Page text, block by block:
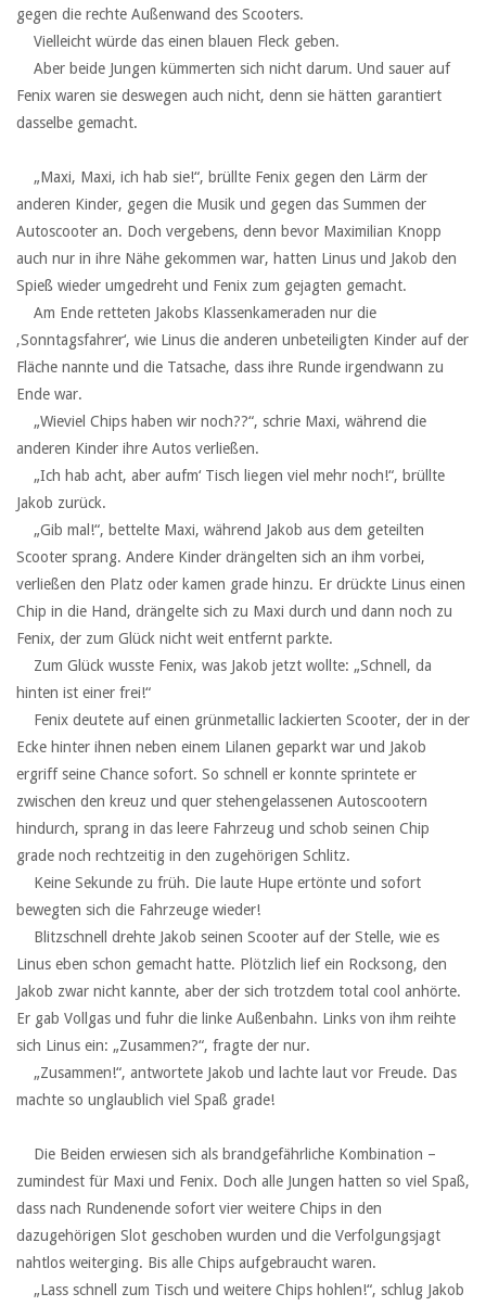
gegen die rechte Außenwand des Scooters.
‏ ‏ ‏Vielleicht würde das einen blauen Fleck geben.
Fenix waren sie deswegen auch nicht, denn sie hätten garantiert
dasselbe gemacht.
anderen Kinder, gegen die Musik und gegen das Summen der
Autoscooter an. Doch vergebens, denn bevor Maximilian Knopp
auch nur in ihre Nähe gekommen war, hatten Linus und Jakob den
Spieß wieder umgedreht und Fenix zum gejagten gemacht.
,Sonntagsfahrer‘, wie Linus die anderen unbeteiligten Kinder auf der
Fläche nannte und die Tatsache, dass ihre Runde irgendwann zu
Ende war.
anderen Kinder ihre Autos verließen.
Jakob zurück.
Scooter sprang. Andere Kinder drängelten sich an ihm vorbei,
verließen den Platz oder kamen grade hinzu. Er drückte Linus einen
Chip in die Hand, drängelte sich zu Maxi durch und dann noch zu
Fenix, der zum Glück nicht weit entfernt parkte.
hinten ist einer frei!“
Ecke hinter ihnen neben einem Lilanen geparkt war und Jakob
ergriff seine Chance sofort. So schnell er konnte sprintete er
zwischen den kreuz und quer stehengelassenen Autoscootern
hindurch, sprang in das leere Fahrzeug und schob seinen Chip
grade noch rechtzeitig in den zugehörigen Schlitz.
bewegten sich die Fahrzeuge wieder!
Linus eben schon gemacht hatte. Plötzlich lief ein Rocksong, den
Jakob zwar nicht kannte, aber der sich trotzdem total cool anhörte.
Er gab Vollgas und fuhr die linke Außenbahn. Links von ihm reihte
sich Linus ein: „Zusammen?“, fragte der nur.
machte so unglaublich viel Spaß grade!
zumindest für Maxi und Fenix. Doch alle Jungen hatten so viel Spaß,
dass nach Rundenende sofort vier weitere Chips in den
dazugehörigen Slot geschoben wurden und die Verfolgungsjagt
nahtlos weiterging. Bis alle Chips aufgebraucht waren.